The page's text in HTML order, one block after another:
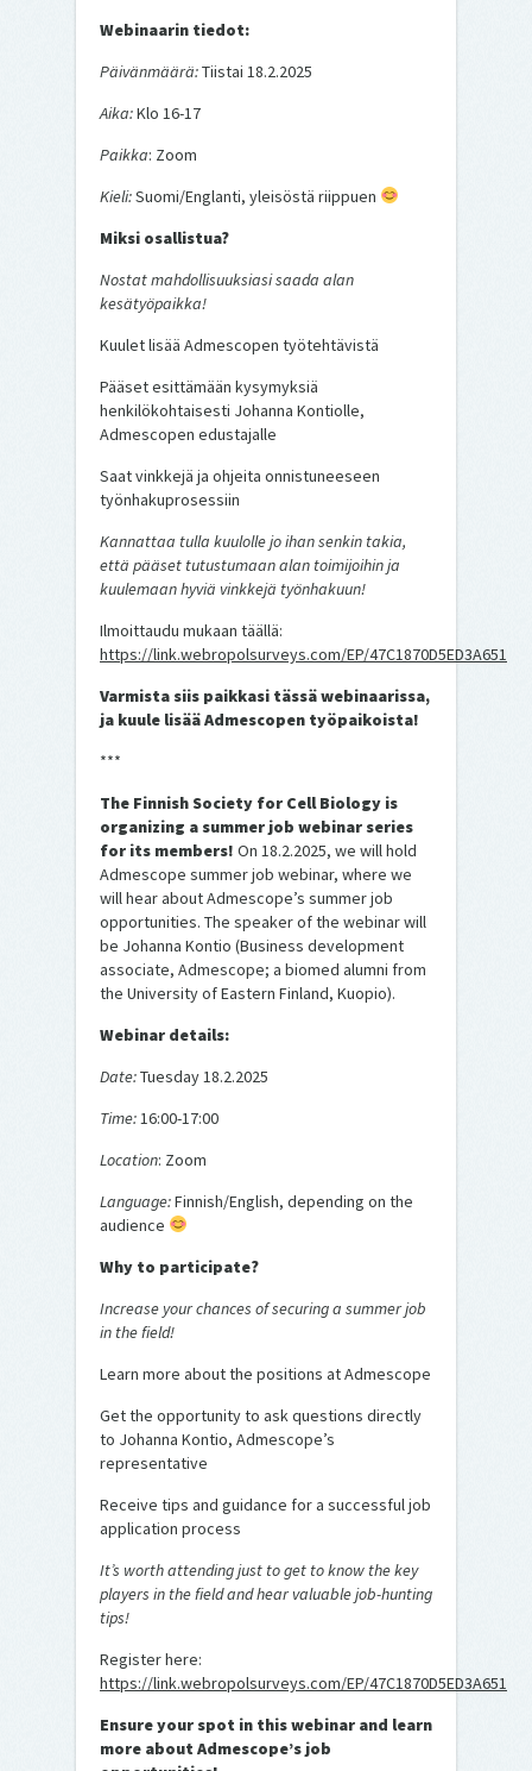
Webinaarin tiedot:
Päivänmäärä:Tiistai 18.2.2025
Aika:Klo 16-17
Paikka: Zoom
Kieli:Suomi/Englanti, yleisöstä riippuen
Miksi osallistua?
Nostat mahdollisuuksiasi saada alan
kesätyöpaikka!
Kuulet lisää Admescopen työtehtävistä
Pääset esittämään kysymyksiä
henkilökohtaisesti Johanna Kontiolle,
Admescopen edustajalle
Saat vinkkejä ja ohjeita onnistuneeseen
työnhakuprosessiin
Kannattaa tulla kuulolle jo ihan senkin takia,
että pääset tutustumaan alan toimijoihin ja
kuulemaan hyviä vinkkejä työnhakuun!
Ilmoittaudu mukaan täällä:
https://link.webropolsurveys.com/EP/47C1870D5ED3A651
Varmista siis paikkasi tässä webinaarissa,
ja kuule lisää Admescopen työpaikoista!
***
The Finnish Society for Cell Biology is
organizing a summer job webinar series
for its members! On 18.2.2025, we will hold
Admescope summer job webinar, where we
will hear about Admescope’s summer job
opportunities. The speaker of the webinar will
be Johanna Kontio (Business development
associate, Admescope; a biomed alumni from
the University of Eastern Finland, Kuopio).
Webinar details:
Date:Tuesday 18.2.2025
Time:16:00-17:00
Location: Zoom
Language:Finnish/English, depending on the
audience
Why to participate?
Increase your chances of securing a summer job
in the field!
Learn more about the positions at Admescope
Get the opportunity to ask questions directly
to Johanna Kontio, Admescope’s
representative
Receive tips and guidance for a successful job
application process
It’s worth attending just to get to know the key
players in the field and hear valuable job-hunting
tips!
Register here:
https://link.webropolsurveys.com/EP/47C1870D5ED3A651
Ensure your spot in this webinar and learn
more about Admescope’s job